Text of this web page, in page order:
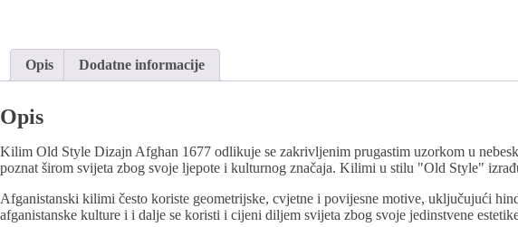
Opis Dodatne informacije
Opis
Kilim Old Style Dizajn Afghan 1677 odlikuje se zakrivljenim prugastim uzorkom u
poznat širom svijeta zbog svoje ljepote i kulturnog značaja. Kilimi u stilu "Old Style"
Afganistanski kilimi često koriste geometrijske, cvjetne i povijesne motive, uključujući
afganistanske kulture i i dalje se koristi i cijeni diljem svijeta zbog svoje jedinstvene